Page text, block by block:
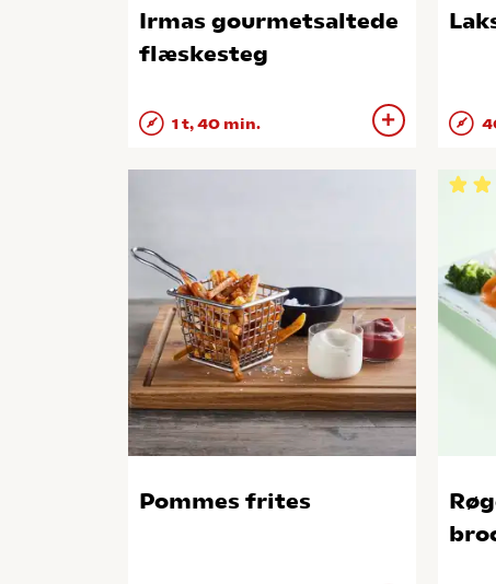
Irmas gourmetsaltede
flæskesteg
1 t, 40 min.
Pommes frites